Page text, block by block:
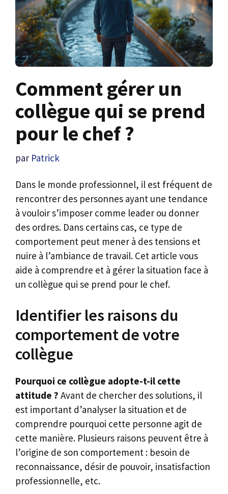
Comment gérer un
collègue qui se prend
pour le chef ?
par Patrick
Dans le monde professionnel, il est fréquent de
rencontrer des personnes ayant une tendance
à vouloir s’imposer comme leader ou donner
des ordres. Dans certains cas, ce type de
comportement peut mener à des tensions et
nuire à l’ambiance de travail. Cet article vous
aide à comprendre et à gérer la situation face à
un collègue qui se prend pour le chef.
Identifier les raisons du
comportement de votre
collègue
Pourquoi ce collègue adopte-t-il cette
attitude ? Avant de chercher des solutions, il
est important d’analyser la situation et de
comprendre pourquoi cette personne agit de
cette manière. Plusieurs raisons peuvent être à
l’origine de son comportement : besoin de
reconnaissance, désir de pouvoir, insatisfaction
professionnelle, etc.